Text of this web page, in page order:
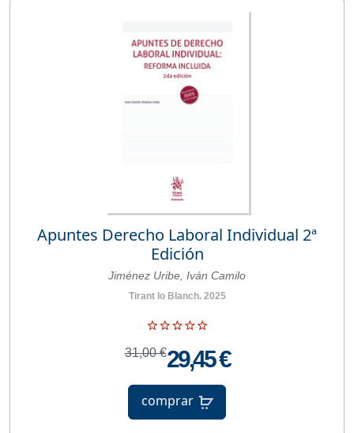
Apuntes Derecho Laboral Individual 2ª
Edición
Jiménez Uribe, Iván Camilo
Tirant lo Blanch. 2025
31,00 €29,45 €
comprar